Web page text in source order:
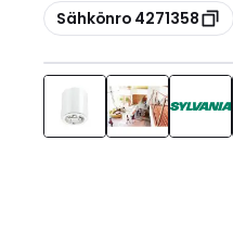
Kopioi
Sähkönro 4271358